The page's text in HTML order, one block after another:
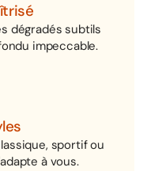
dégradés subtils
impeccable.
sportif ou
à vous.